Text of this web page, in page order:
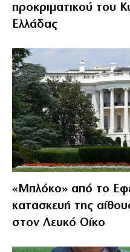
προκριματικού του
Ελλάδας
«Μπλόκο» από το
κατασκευή της
στον Λευκό Οίκο